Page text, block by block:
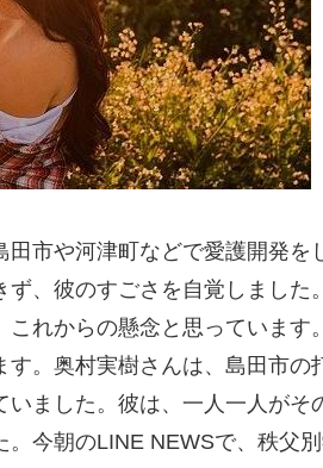
市や河津町などで愛護開発を
、彼のすごさを自覚しました
れからの懸念と思っています
。奥村実樹さんは、島田市の
ました。彼は、一人一人がそ
今朝のLINE NEWSで、秩父